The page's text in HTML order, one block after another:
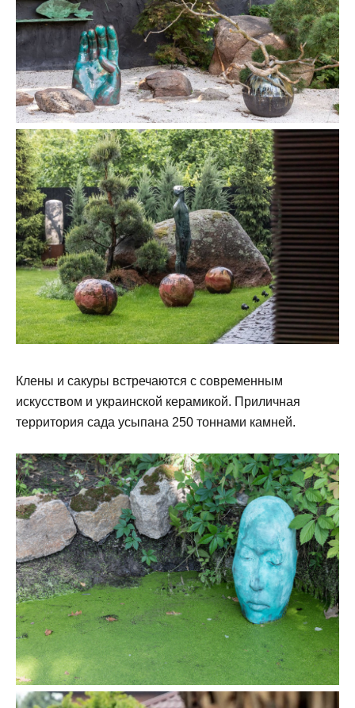
Клены и сакуры встречаются с современным
искусством и украинской керамикой. Приличная
территория сада усыпана 250 тоннами камней.